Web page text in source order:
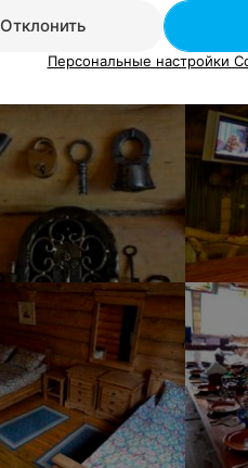
Отклонить
Персональные настройки